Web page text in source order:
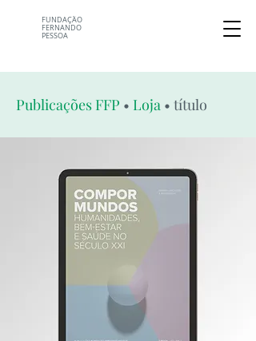
FUNDAÇÃO
FERNANDO
PESSOA
Publicações FFP • Loja • título